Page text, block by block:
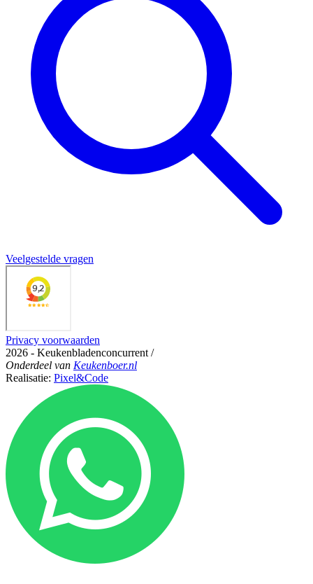
Veelgestelde vragen
Privacy voorwaarden
2026 - Keukenbladenconcurrent /
Onderdeel van Keukenboer.nl
Realisatie: Pixel&Code